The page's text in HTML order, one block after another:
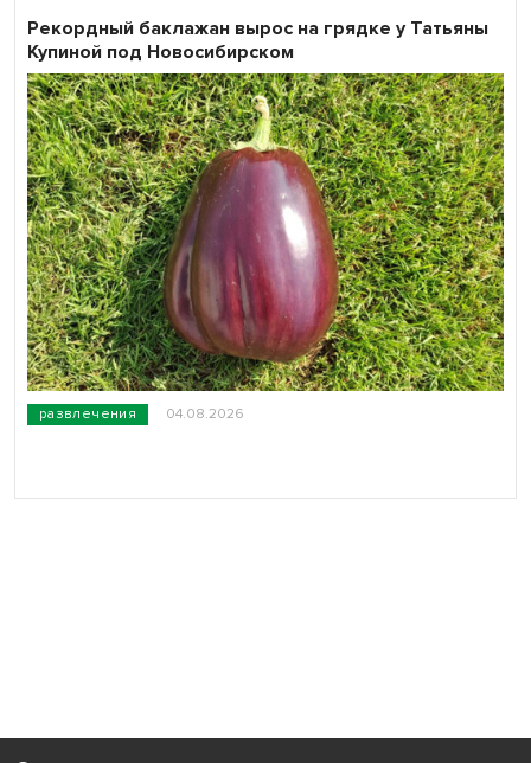
развлечения 04.08.2026
Рекордный баклажан вырос на грядке у Татьяны
Купиной под Новосибирском